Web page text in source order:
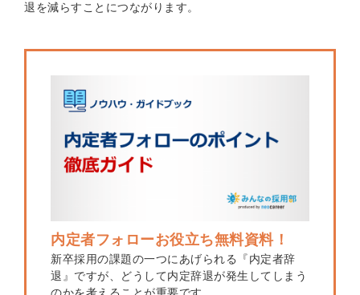
退を減らすことにつながります。
内定者フォローお役立ち無料資料！
新卒採用の課題の一つにあげられる『内定者辞
退』ですが、どうして内定辞退が発生してしまう
のかを考えることが重要です。